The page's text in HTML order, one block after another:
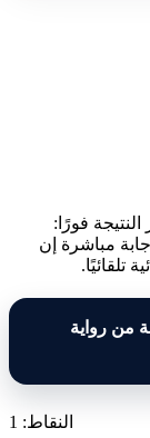
فورًا:
مباشرة إن
تلقائيًا.
من رواية
النقاط: 1